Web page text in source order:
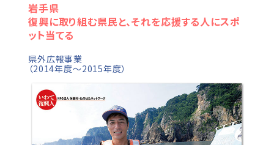
岩手県
復興に取り組む県民と、それを応援する人にスポ
ット当てる
県外広報事業
（2014年度～2015年度）